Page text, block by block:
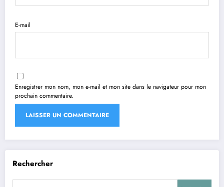
E-mail
Enregistrer mon nom, mon e-mail et mon site dans le navigateur pour mon
prochain commentaire.
Rechercher